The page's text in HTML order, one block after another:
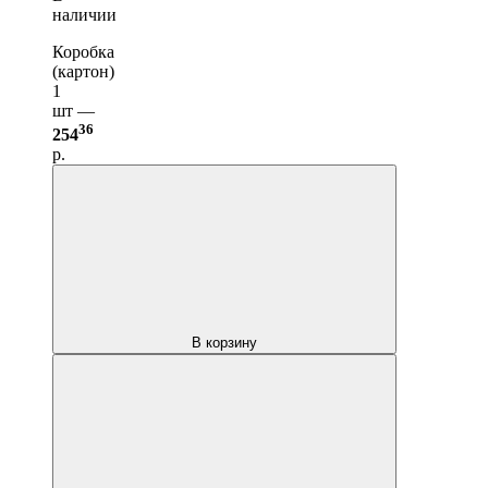
наличии
Коробка
(картон)
1
шт —
25436
р.
В корзину